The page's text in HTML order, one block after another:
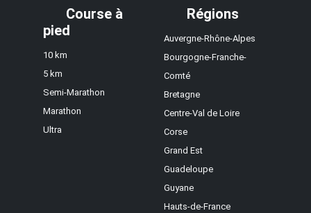
Course à
pied
10 km
5 km
Semi-Marathon
Marathon
Ultra
Régions
Auvergne-Rhône-Alpes
Bourgogne-Franche-
Comté
Bretagne
Centre-Val de Loire
Corse
Grand Est
Guadeloupe
Guyane
Hauts-de-France